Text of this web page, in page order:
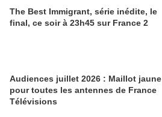
The Best Immigrant, série inédite, le
final, ce soir à 23h45 sur France 2
Audiences juillet 2026 : Maillot jaune
pour toutes les antennes de France
Télévisions